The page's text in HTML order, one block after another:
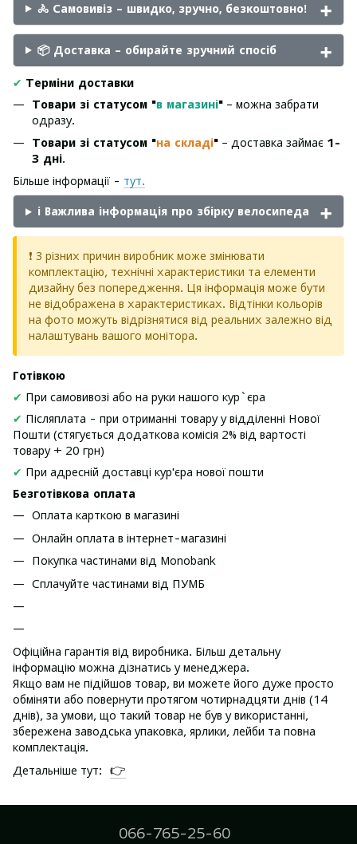
🚴 Самовивіз – швидко, зручно, безкоштовно!
📦 Доставка – обирайте зручний спосіб
✔ Терміни доставки
Товари зі статусом "в магазині" – можна забрати
одразу.
Товари зі статусом "на складі" – доставка займає 1-
3 дні.
Більше інформації - тут.
ℹ️ Важлива інформація про збірку велосипеда
❗ З різних причин виробник може змінювати
комплектацію, технічні характеристики та елементи
дизайну без попередження. Ця інформація може бути
не відображена в характеристиках. Відтінки кольорів
на фото можуть відрізнятися від реальних залежно від
налаштувань вашого монітора.
Готівкою
✔ При самовивозі або на руки нашого кур`єра
✔ Післяплата - при отриманні товару у відділенні Нової
Пошти (стягується додаткова комісія 2% від вартості
товару + 20 грн)
✔ При адресній доставці кур'єра нової пошти
Безготівкова оплата
Оплата карткою в магазині
Онлайн оплата в інтернет-магазині
Покупка частинами від Monobank
Сплачуйте частинами від ПУМБ
Офіційна гарантія від виробника. Більш детальну
інформацію можна дізнатись у менеджера.
Якщо вам не підійшов товар, ви можете його дуже просто
обміняти або повернути протягом чотирнадцяти днів (14
днів), за умови, що такий товар не був у використанні,
збережена заводська упаковка, ярлики, лейби та повна
комплектація.
Детальніше тут:
👉
066-765-25-60